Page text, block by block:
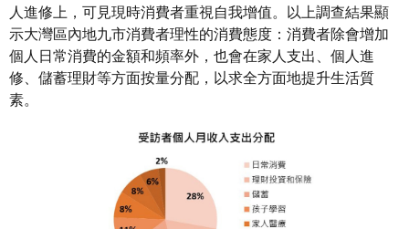
人進修上，可見現時消費者重視自我增值。以上調查結果顯
示大灣區內地九市消費者理性的消費態度：消費者除會增加
個人日常消費的金額和頻率外，也會在家人支出、個人進
修、儲蓄理財等方面按量分配，以求全方面地提升生活質
素。